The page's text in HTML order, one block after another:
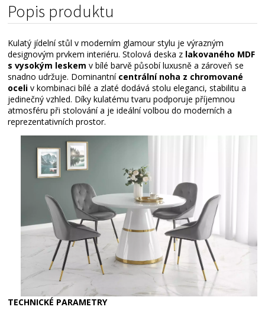
Alternativní zboží
Popis produktu
Kulatý jídelní stůl v moderním glamour stylu je výrazným
designovým prvkem interiéru. Stolová deska z lakovaného MDF
s vysokým leskem v bílé barvě působí luxusně a zároveň se
snadno udržuje. Dominantní centrální noha z chromované
oceli v kombinaci bílé a zlaté dodává stolu eleganci, stabilitu a
jedinečný vzhled. Díky kulatému tvaru podporuje příjemnou
atmosféru při stolování a je ideální volbou do moderních a
reprezentativních prostor.
TECHNICKÉ PARAMETRY